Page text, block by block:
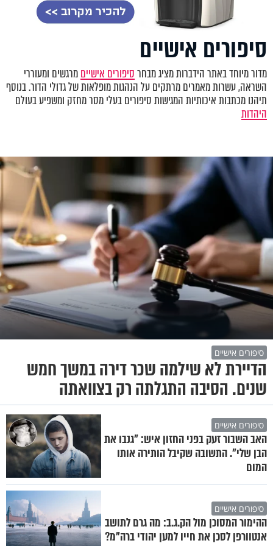
סיפורים אישיים
מדור מיוחד באתר הידברות מציג מבחרסיפורים אישייםמרגשים ומעוררי
השראה, עשרות מאמרים מרתקים על הנהגות מופלאות של גדולי הדור. בנוסף
תיהנו מכתבות איכותיות המגישות סיפורים בעלי מסר מחזק ומשפיע בעולם
היהדות
סיפורים אישיים
הדיירת לא שילמה שכר דירה במשך חמש
שנים. הסיבה התגלתה רק בצוואתה
סיפורים אישיים
האב השבור זעק בפני החזון איש: "גנבו את
הבן שלי". התשובה שקיבל הותירה אותו
המום
סיפורים אישיים
ההימור המסוכן מול הק.ג.ב: מה גרם לתושב
אנטוורפן לסכן את חייו למען יהודי ברה"מ?